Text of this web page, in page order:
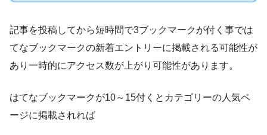
記事を投稿してから短時間で3ブックマーク が付く事では
てなブックマークの新着エントリーに掲載される可能性が
あり一時的にアクセス数が上がり可能性があります。
はてなブックマークが10～15付くとカテゴリーの人気ペ
ージに掲載されれば